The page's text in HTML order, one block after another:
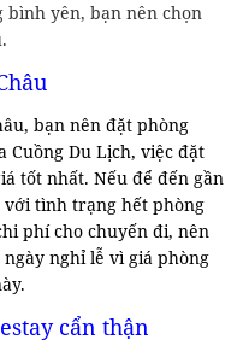
bình yên, bạn nên chọn
bạn nên đặt phòng
Cuồng Du Lịch, việc đặt
tốt nhất. Nếu để đến gần
với tình trạng hết phòng
phí cho chuyến đi, nên
nghỉ lễ vì giá phòng
cẩn thận